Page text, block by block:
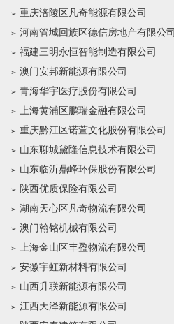
重庆涪陵区凡奇能源有限公司
河南管城回族区德信房地产有限公司
福建三明永恒智能制造有限公司
澳门安邦新能源有限公司
青海华宇医疗股份有限公司
上海黄浦区鹏瑞金融有限公司
重庆黔江区诺萱文化股份有限公司
山东聊城黛隆信息技术有限公司
山东临沂鼎峰环保股份有限公司
陕西优质保险有限公司
湖南天心区凡奇物流有限公司
澳门翰铭机械有限公司
上海金山区丰盈物流有限公司
安徽宇虹新材料有限公司
山西升联新能源有限公司
江西天泽新能源有限公司